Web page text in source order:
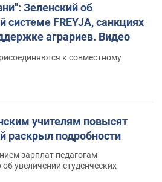
Зеленский об
системе FREYJA, санкциях
аграриев. Видео
к совместному
учителям повысят
раскрыл подробности
зарплат педагогам
увеличении студенческих